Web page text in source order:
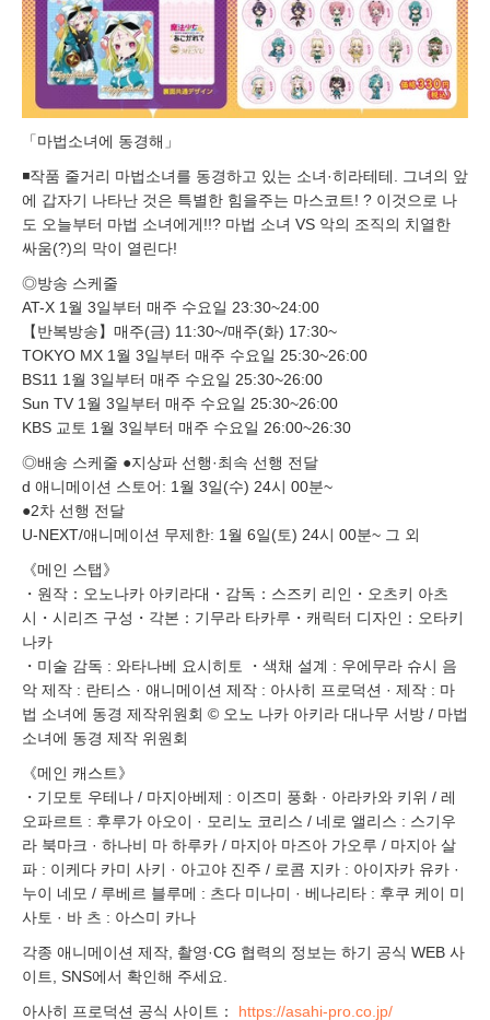
「마법소녀에 동경해」
◾️작품 줄거리 마법소녀를 동경하고 있는 소녀·히라테테. 그녀의 앞
에 갑자기 나타난 것은 특별한 힘을주는 마스코트! ? 이것으로 나
도 오늘부터 마법 소녀에게!!? 마법 소녀 VS 악의 조직의 치열한
싸움(?)의 막이 열린다!
◎방송 스케줄
AT-X 1월 3일부터 매주 수요일 23:30~24:00
【반복방송】매주(금) 11:30~/매주(화) 17:30~
TOKYO MX 1월 3일부터 매주 수요일 25:30~26:00
BS11 1월 3일부터 매주 수요일 25:30~26:00
Sun TV 1월 3일부터 매주 수요일 25:30~26:00
KBS 교토 1월 3일부터 매주 수요일 26:00~26:30
◎배송 스케줄 ●지상파 선행·최속 선행 전달
d 애니메이션 스토어: 1월 3일(수) 24시 00분~
●2차 선행 전달
U-NEXT/애니메이션 무제한: 1월 6일(토) 24시 00분~ 그 외
《메인 스탭》
・원작：오노나카 아키라대・감독：스즈키 리인・오츠키 아츠
시・시리즈 구성・각본：기무라 타카루・캐릭터 디자인：오타키
나카
・미술 감독 : 와타나베 요시히토 ・색채 설계 : 우에무라 슈시 음
악 제작 : 란티스 · 애니메이션 제작 : 아사히 프로덕션 · 제작 : 마
법 소녀에 동경 제작위원회 © 오노 나카 아키라 대나무 서방 / 마법
소녀에 동경 제작 위원회
《메인 캐스트》
・기모토 우테나 / 마지아베제 : 이즈미 풍화 · 아라카와 키위 / 레
오파르트 : 후루가 아오이 · 모리노 코리스 / 네로 앨리스 : 스기우
라 북마크 · 하나비 마 하루카 / 마지아 마즈아 가오루 / 마지아 살
파 : 이케다 카미 사키 · 아고야 진주 / 로콤 지카 : 아이자카 유카 ·
누이 네모 / 루베르 블루메 : 츠다 미나미 · 베나리타 : 후쿠 케이 미
사토 · 바 츠 : 아스미 카나
각종 애니메이션 제작, 촬영·CG 협력의 정보는 하기 공식 WEB 사
이트, SNS에서 확인해 주세요.
아사히 프로덕션 공식 사이트： https://asahi-pro.co.jp/